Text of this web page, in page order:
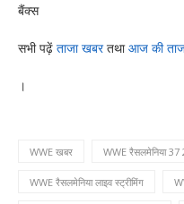
बैंक्स
सभी पढ़ें ताजा खबरतथाआज की
।
WWE खबर WWE रैसलमेनिया 37
WWE रैसलमेनिया लाइव स्ट्रीमिंग